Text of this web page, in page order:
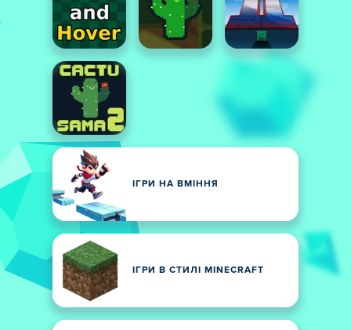
ІГРИ НА ВМІННЯ
ІГРИ В СТИЛІ MINECRAFT